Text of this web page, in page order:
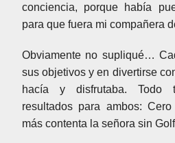
conciencia, porque había
para que fuera mi compañera
Obviamente no supliqué…
sus objetivos y en divertirse
hacía y disfrutaba. Todo
resultados para ambos:
más contenta la señora sin